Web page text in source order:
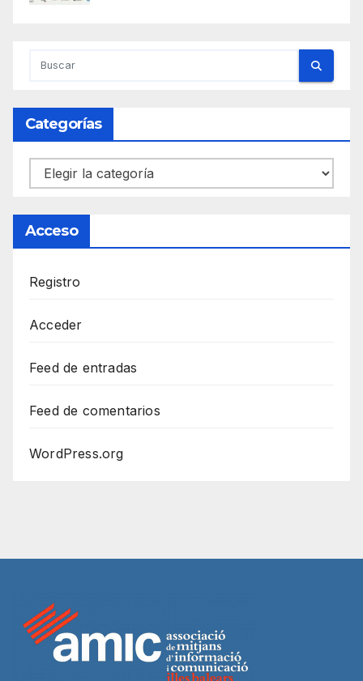
Categorías
Categorías
Acceso
Registro
Acceder
Feed de entradas
Feed de comentarios
WordPress.org